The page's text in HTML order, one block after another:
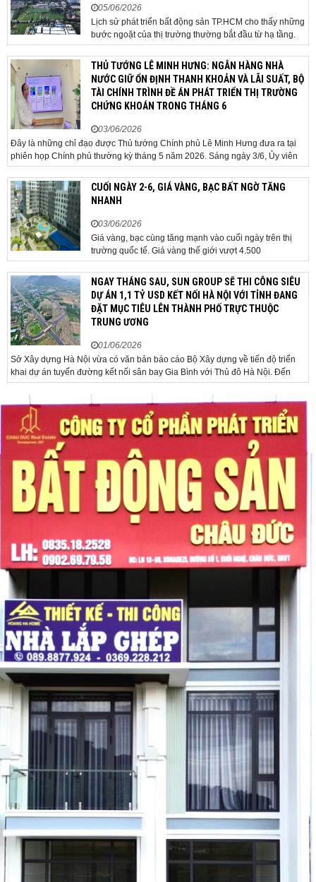
05/06/2026
Lịch sử phát triển bất động sản TP.HCM cho thấy những
bước ngoặt của thị trường thường bắt đầu từ hạ tầng.
Khi các tuyến kết nối liên vùng đồng loạt tăng tốc, cấu
trúc phát triển đô thị đang dần thay đổi, mở ra những
hành lang tăng trưởng mới và kéo theo quá...
THỦ TƯỚNG LÊ MINH HƯNG: NGÂN HÀNG NHÀ
NƯỚC GIỮ ỔN ĐỊNH THANH KHOẢN VÀ LÃI SUẤT, BỘ
TÀI CHÍNH TRÌNH ĐỀ ÁN PHÁT TRIỂN THỊ TRƯỜNG
CHỨNG KHOÁN TRONG THÁNG 6
03/06/2026
Đây là những chỉ đạo được Thủ tướng Chính phủ Lê Minh Hưng đưa ra tại
phiên họp Chính phủ thường kỳ tháng 5 năm 2026. Sáng ngày 3/6, Ủy viên
Bộ Chính trị, Bí thư Đảng ủy Chính phủ, Thủ tướng Chính phủ Lê Minh Hưng
đã chủ trì phiên họp Chính phủ thường...CUỐI NGÀY 2-6, GIÁ VÀNG, BẠC BẤT NGỜ TĂNG
NHANH
03/06/2026
Giá vàng, bạc cùng tăng mạnh vào cuối ngày trên thị
trường quốc tế. Giá vàng thế giới vượt 4.500
USD/ounce. Cuối ngày 2-6, giá vàng hôm nay trên thị
trường quốc tế được giao dịch ở mức 4.520
USD/ounce, tăng khoảng 35 USD/ounce so với buổi
sáng. Trong phiên, có thời điểm giá vàng...
NGAY THÁNG SAU, SUN GROUP SẼ THI CÔNG SIÊU
DỰ ÁN 1,1 TỶ USD KẾT NỐI HÀ NỘI VỚI TỈNH ĐANG
ĐẶT MỤC TIÊU LÊN THÀNH PHỐ TRỰC THUỘC
TRUNG ƯƠNG
01/06/2026
Sở Xây dựng Hà Nội vừa có văn bản báo cáo Bộ Xây dựng về tiến độ triển
khai dự án tuyến đường kết nối sân bay Gia Bình với Thủ đô Hà Nội. Đến
nay, công tác giải phóng mặt bằng và chuẩn bị đầu tư của dự án đã ghi nhận
nhiều kết...